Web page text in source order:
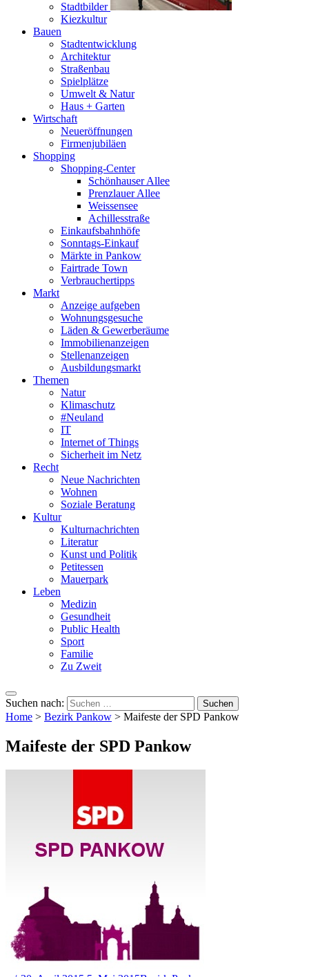
Stadtbilder
Kiezkultur
Bauen
Stadtentwicklung
Architektur
Straßenbau
Spielplätze
Umwelt & Natur
Haus + Garten
Wirtschaft
Neueröffnungen
Firmenjubiläen
Shopping
Shopping-Center
Schönhauser Allee
Prenzlauer Allee
Weissensee
Achillesstraße
Einkaufsbahnhöfe
Sonntags-Einkauf
Märkte in Pankow
Fairtrade Town
Verbrauchertipps
Markt
Anzeige aufgeben
Wohnungsgesuche
Läden & Gewerberäume
Immobilienanzeigen
Stellenanzeigen
Ausbildungsmarkt
Themen
Natur
Klimaschutz
#Neuland
IT
Internet of Things
Sicherheit im Netz
Recht
Neue Nachrichten
Wohnen
Soziale Beratung
Kultur
Kulturnachrichten
Literatur
Kunst und Politik
Petitessen
Mauerpark
Leben
Medizin
Gesundheit
Public Health
Sport
Familie
Zu Zweit
Suchen nach:
Home > Bezirk Pankow > Maifeste der SPD Pankow
Maifeste der SPD Pankow